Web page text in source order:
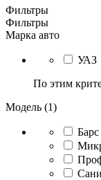
Фильтры
Фильтры
Марка авто
УАЗ
По этим
Модель (1)
Барс